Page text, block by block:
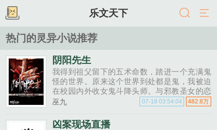
乐文天下
热门的灵异小说推荐
阴阳先生
我得到祖父留下的五术命数，踏进一个充满鬼
怪的世界。原来这个世界到处都是鬼，我被迫
在校园内外收女鬼斗降头师。与邪教圣女的恋
情，同僵尸王的隔世纠葛。神秘的西藏雪山，
阳先生。第一章尸煞我叫张......
巫九 482.8万
07-18 03:54:04
凶案现场直播